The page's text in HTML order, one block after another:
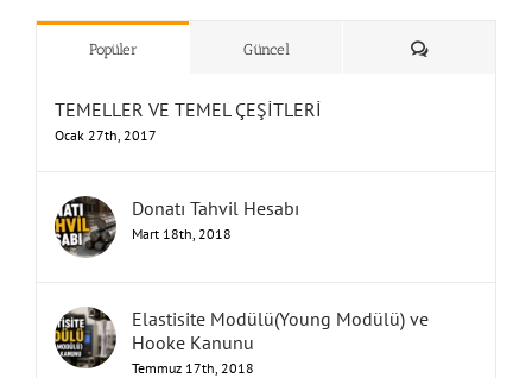
& ”Humbarahane”
Popüler Güncel Yorum
TEMELLER VE TEMEL ÇEŞİTLERİ
Ocak 27th, 2017
Donatı Tahvil Hesabı
Mart 18th, 2018
Elastisite Modülü(Young Modülü) ve
Hooke Kanunu
Temmuz 17th, 2018